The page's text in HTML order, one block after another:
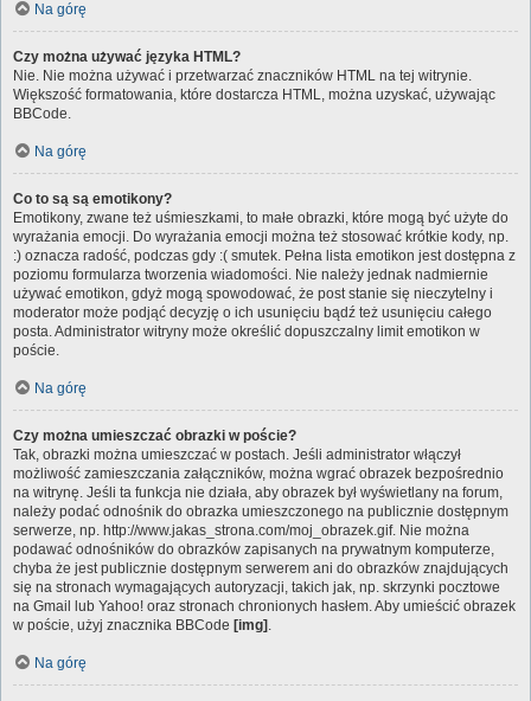
Na górę
Czy można używać języka HTML?
Nie. Nie można używać i przetwarzać znaczników HTML na tej witrynie.
Większość formatowania, które dostarcza HTML, można uzyskać, używając
BBCode.
Na górę
Co to są są emotikony?
Emotikony, zwane też uśmieszkami, to małe obrazki, które mogą być użyte do
wyrażania emocji. Do wyrażania emocji można też stosować krótkie kody, np.
:) oznacza radość, podczas gdy :( smutek. Pełna lista emotikon jest dostępna z
poziomu formularza tworzenia wiadomości. Nie należy jednak nadmiernie
używać emotikon, gdyż mogą spowodować, że post stanie się nieczytelny i
moderator może podjąć decyzję o ich usunięciu bądź też usunięciu całego
posta. Administrator witryny może określić dopuszczalny limit emotikon w
poście.
Na górę
Czy można umieszczać obrazki w poście?
Tak, obrazki można umieszczać w postach. Jeśli administrator włączył
możliwość zamieszczania załączników, można wgrać obrazek bezpośrednio
na witrynę. Jeśli ta funkcja nie działa, aby obrazek był wyświetlany na forum,
należy podać odnośnik do obrazka umieszczonego na publicznie dostępnym
serwerze, np. http://www.jakas_strona.com/moj_obrazek.gif. Nie można
podawać odnośników do obrazków zapisanych na prywatnym komputerze,
chyba że jest publicznie dostępnym serwerem ani do obrazków znajdujących
się na stronach wymagających autoryzacji, takich jak, np. skrzynki pocztowe
na Gmail lub Yahoo! oraz stronach chronionych hasłem. Aby umieścić obrazek
w poście, użyj znacznika BBCode [img] .
Na górę